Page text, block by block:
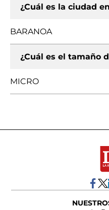
¿Cuál es la ciudad
BARANOA
¿Cuál es el tamaño
MICRO